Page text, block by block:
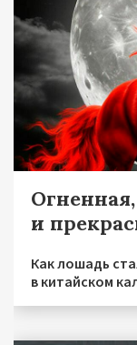
и
Как лошадь
в китайском